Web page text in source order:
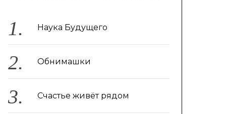
Наука Будущего
Обнимашки
Счастье живёт рядом